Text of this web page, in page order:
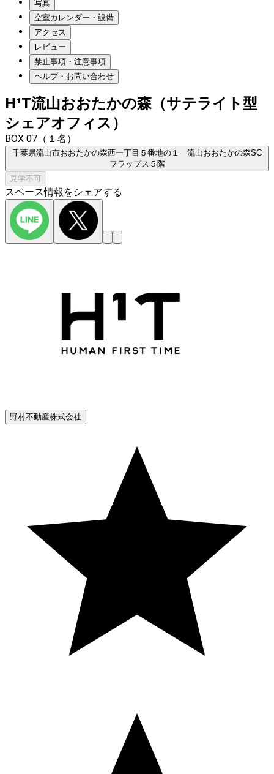
写真
空室カレンダー・設備
アクセス
レビュー
禁止事項・注意事項
ヘルプ・お問い合わせ
H¹T流山おおたかの森（サテライト型
シェアオフィス）
BOX 07（１名）
千葉県流山市おおたかの森西一丁目５番地の１ 流山おおたかの森SC
フラップス５階
見学不可
スペース情報をシェアする
野村不動産株式会社